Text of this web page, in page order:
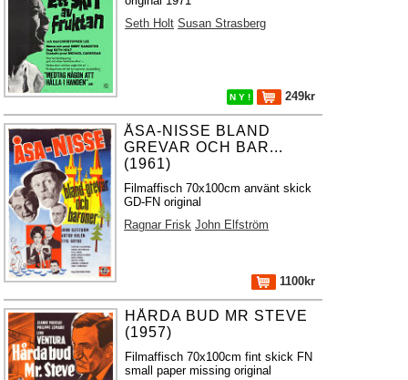
Seth Holt Susan Strasberg
N Y ! 249kr
ÅSA-NISSE BLAND
GREVAR OCH BAR...
(1961)
Filmaffisch 70x100cm använt skick
GD-FN original
Ragnar Frisk John Elfström
1100kr
HÅRDA BUD MR STEVE
(1957)
Filmaffisch 70x100cm fint skick FN
small paper missing original